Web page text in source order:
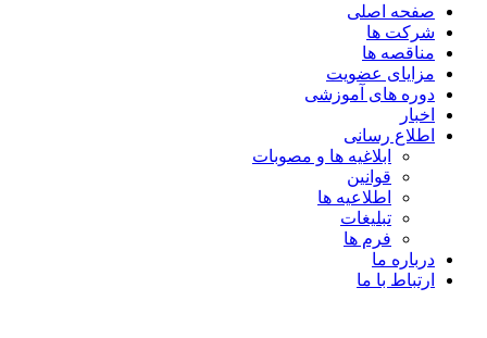
صفحه اصلی
شرکت ها
مناقصه ها
مزایای عضویت
دوره های آموزشی
اخبار
اطلاع رسانی
ابلاغیه ها و مصوبات
قوانین
اطلاعیه ها
تبلیغات
فرم ها
درباره ما
ارتباط با ما